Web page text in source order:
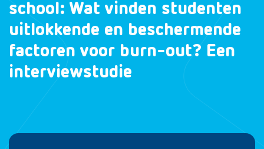
school: Wat vinden studenten
uitlokkende en beschermende
factoren voor burn-out? Een
interviewstudie